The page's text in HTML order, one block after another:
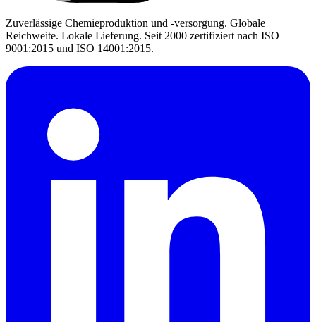
Zuverlässige Chemieproduktion und -versorgung. Globale
Reichweite. Lokale Lieferung. Seit 2000 zertifiziert nach ISO
9001:2015 und ISO 14001:2015.